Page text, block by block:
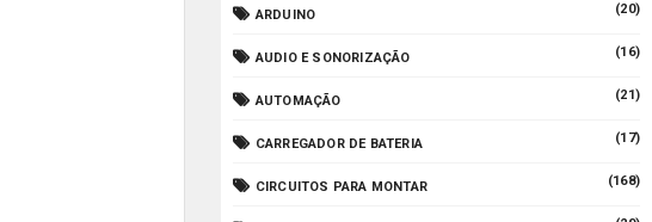
ARDUINO (20)
AUDIO E SONORIZAÇÃO (16)
AUTOMAÇÃO (21)
CARREGADOR DE BATERIA (17)
CIRCUITOS PARA MONTAR (168)